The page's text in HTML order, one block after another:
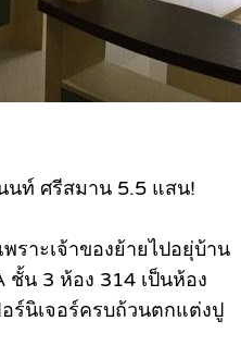
นท์ ศรีสมาน 5.5 แสน!
ราะเจ้าของย้ายไปอยุ่บ้าน
ชั้น 3 ห้อง 314 เป็นห้อง
ร์นิเจอร์ครบถ้วนตกแต่งปู